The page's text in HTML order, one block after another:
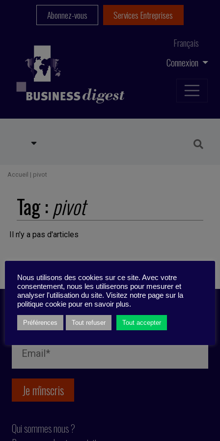
Connexion
Français
Abonnez-vous Services Entreprises
Accueil | pivot
Tag :pivot
Il n'y a pas d'articles
Inscription newsletter
Qui sommes nous ?
Nous utilisons des cookies sur ce site. Avec votre
consentement, nous les utiliserons pour mesurer et
analyser l'utilisation du site. Visitez notre page sur la
politique cookie pour en savoir plus.
Préférences Tout refuser Tout accepter